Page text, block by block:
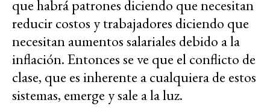
que habrá patrones diciendo que necesitan
reducir costos y trabajadores diciendo que
necesitan aumentos salariales debido a la
inflación. Entonces se ve que el conflicto de
clase, que es inherente a cualquiera de estos
sistemas, emerge y sale a la luz.